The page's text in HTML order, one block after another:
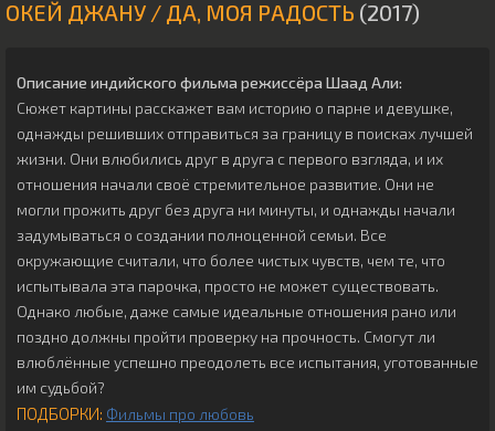
ОКЕЙ ДЖАНУ / ДА, МОЯ РАДОСТЬ (2017)
Описание индийского фильма режиссёра Шаад Али:
Сюжет картины расскажет вам историю о парне и девушке,
однажды решивших отправиться за границу в поисках лучшей
жизни. Они влюбились друг в друга с первого взгляда, и их
отношения начали своё стремительное развитие. Они не
могли прожить друг без друга ни минуты, и однажды начали
задумываться о создании полноценной семьи. Все
окружающие считали, что более чистых чувств, чем те, что
испытывала эта парочка, просто не может существовать.
Однако любые, даже самые идеальные отношения рано или
поздно должны пройти проверку на прочность. Смогут ли
влюблённые успешно преодолеть все испытания, уготованные
им судьбой?
ПОДБОРКИ: Фильмы про любовь